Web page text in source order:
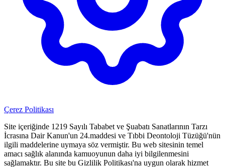
Çerez Politikası
Site içeriğinde 1219 Sayılı Tababet ve Şuabatı Sanatlarının Tarzı
İcrasına Dair Kanun'un 24.maddesi ve Tıbbi Deontoloji Tüzüğü'nün
ilgili maddelerine uymaya söz vermiştir. Bu web sitesinin temel
amacı sağlık alanında kamuoyunun daha iyi bilgilenmesini
sağlamaktır. Bu site bu Gizlilik Politikası'na uygun olarak hizmet